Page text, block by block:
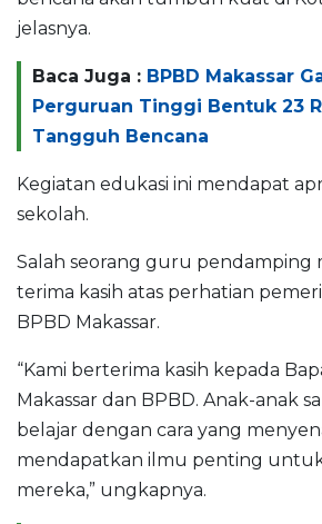
jelasnya.
Baca Juga : BPBD Makassar
Perguruan Tinggi Bentuk 23
Tangguh Bencana
Kegiatan edukasi ini mendapat
sekolah.
Salah seorang guru pendamping
terima kasih atas perhatian
BPBD Makassar.
“Kami berterima kasih kepada
Makassar dan BPBD. Anak-anak
belajar dengan cara yang
mendapatkan ilmu penting
mereka,” ungkapnya.